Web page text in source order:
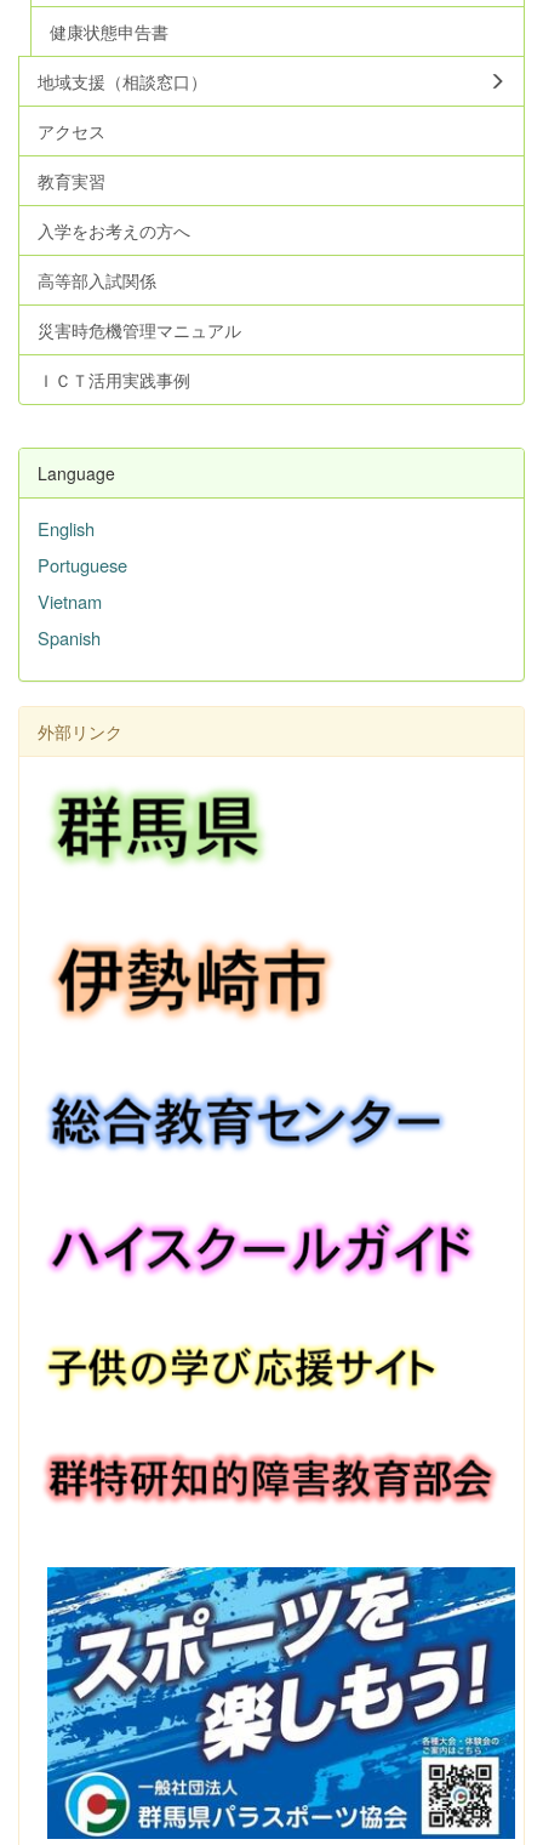
健康状態申告書
地域支援（相談窓口）
アクセス
教育実習
入学をお考えの方へ
高等部入試関係
災害時危機管理マニュアル
ＩＣＴ活用実践事例
Language
English
Portuguese
Vietnam
Spanish
外部リンク